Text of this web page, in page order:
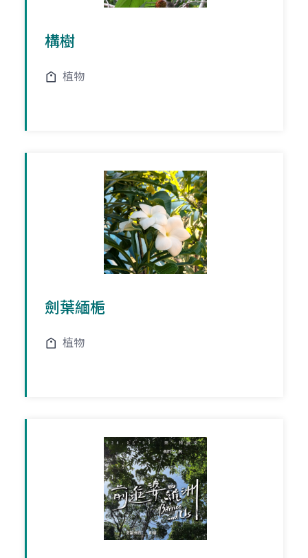
構樹
植物
劍葉緬梔
植物